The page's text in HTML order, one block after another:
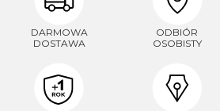
DARMOWA
DOSTAWA
ODBIÓR
OSOBISTY